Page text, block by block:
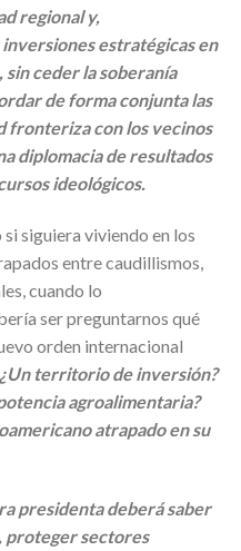
regional y,
estratégicas en
ceder la soberanía
de forma conjunta las
fronteriza con los vecinos
diplomacia de resultados
ideológicos.
siguiera viviendo en los
entre caudillismos,
cuando lo
ser preguntarnos qué
orden internacional
territorio de inversión?
agroalimentaria?
atrapado en su
presidenta deberá saber
proteger sectores